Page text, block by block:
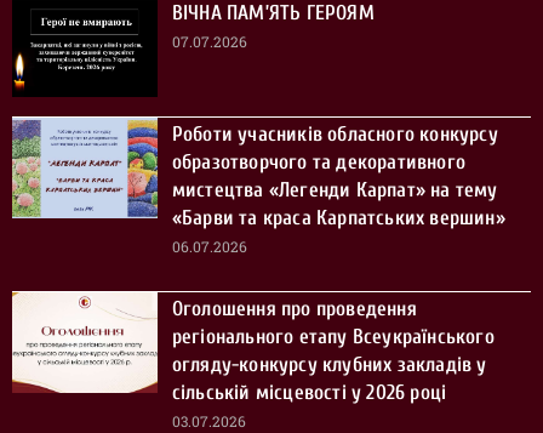
ВІЧНА ПАМ’ЯТЬ ГЕРОЯМ
07.07.2026
Роботи учасників обласного конкурсу
образотворчого та декоративного
мистецтва «Легенди Карпат» на тему
«Барви та краса Карпатських вершин»
06.07.2026
Оголошення про проведення
регіонального етапу Всеукраїнського
огляду-конкурсу клубних закладів у
сільській місцевості у 2026 році
03.07.2026